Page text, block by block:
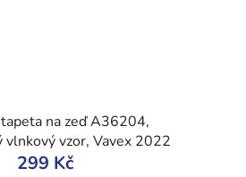
na zeď A36204,
vlnkový vzor, Vavex 2022
299 Kč